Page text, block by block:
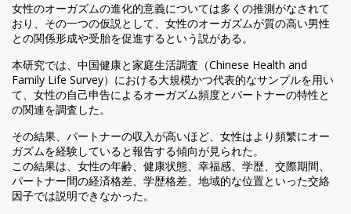
女性のオーガズムの進化的意義については多くの推測がなされて
おり、その一つの仮説として、女性のオーガズムが質の高い男性
との関係形成や受胎を促進するという説がある。
本研究では、中国健康と家庭生活調査（Chinese Health and
Family Life Survey）における大規模かつ代表的なサンプルを用い
て、女性の自己申告によるオーガズム頻度とパートナーの特性と
の関連を調査した。
その結果、パートナーの収入が高いほど、女性はより頻繁にオー
ガズムを経験していると報告する傾向が見られた。
この結果は、女性の年齢、健康状態、幸福感、学歴、交際期間、
パートナー間の経済格差、学歴格差、地域的な位置といった交絡
因子では説明できなかった。